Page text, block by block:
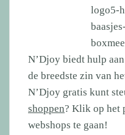
N’Djoy biedt hulp
de breedste zin van
N’Djoy gratis kunt
shoppen? Klik op het
webshops te gaan!